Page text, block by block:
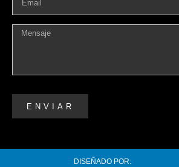
ENVIAR
DISEÑADO POR: